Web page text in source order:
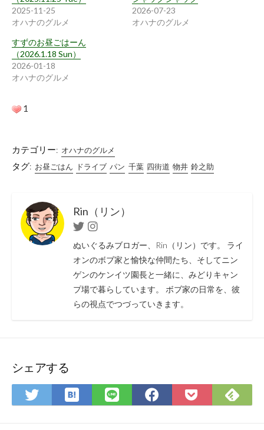
2025-11-25
オハナのグルメ
2026-07-23
オハナのグルメ
すずのお昼ごはーん
（2026.1.18 Sun）
2026-01-18
オハナのグルメ
1
カテゴリー: オハナのグルメ
タグ: お昼ごはん ドライブ パン 千葉 四街道 物井 鈴之助
Rin（リン）
TwitterInstagram
ぬいぐるみブロガー、Rin（リン）です。 ライ
オンのボブ家と愉快な仲間たち、そしてニン
ゲンのケンイツ園長と一緒に、みどりキャン
プ場で暮らしています。 ボブ家の日常を、彼
らの視点でつづっていきます。
シェアする
Twitter
で
は
て
LINE
で
Facebook
で
Pocket
に
で